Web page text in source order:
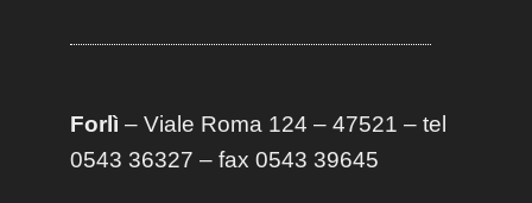
Forlì – Viale Roma 124 – 47521 – tel
0543 36327 – fax 0543 39645